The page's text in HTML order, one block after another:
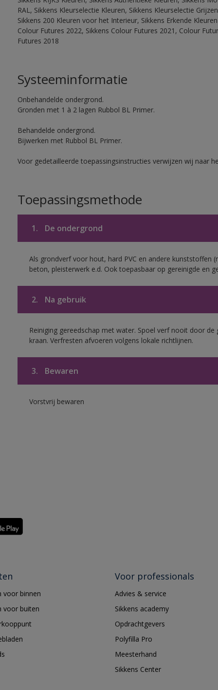
RAL, Sikkens Kleurselectie Kleuren, Sikkens Kleurselectie
Sikkens 200 Kleuren voor het Interieur, Sikkens Erkende
Colour Futures 2022, Sikkens Colour Futures 2021, Colour
Futures 2018
Systeeminformatie
Onbehandelde ondergrond.
Gronden met 1 à 2 lagen Rubbol BL Primer.
Behandelde ondergrond.
Bijwerken met Rubbol BL Primer.
Voor gedetailleerde toepassingsinstructies verwijzen wij naar
Toepassingsmethode
1. De ondergrond
Als grondverf voor hout, hard PVC en andere kunststoffen
beton, pleisterwerk e.d. Ook toepasbaar op gereinigde en
2. Na gebruik
Reiniging gereedschap met water. Spoel verf nooit door
kraan. Verfresten afvoeren volgens lokale richtlijnen.
3. Bewaren
Vorstvrij bewaren
voor binnen
voor buiten
Voor professionals
Advies & service
Sikkens academy
Opdrachtgevers
Polyfilla Pro
Meesterhand
Sikkens Center